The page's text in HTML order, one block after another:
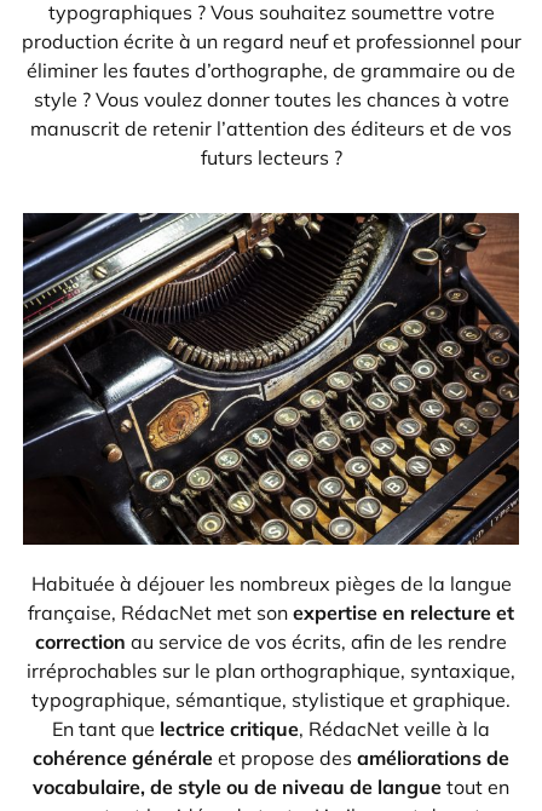
typographiques ? Vous souhaitez soumettre votre
production écrite à un regard neuf et professionnel pour
éliminer les fautes d’orthographe, de grammaire ou de
style ? Vous voulez donner toutes les chances à votre
manuscrit de retenir l’attention des éditeurs et de vos
futurs lecteurs ?
Habituée à déjouer les nombreux pièges de la langue
française, RédacNet met son expertise en relecture et
correction au service de vos écrits, afin de les rendre
irréprochables sur le plan orthographique, syntaxique,
typographique, sémantique, stylistique et graphique.
En tant que lectrice critique, RédacNet veille à la
cohérence générale et propose des améliorations de
vocabulaire, de style ou de niveau de langue tout en